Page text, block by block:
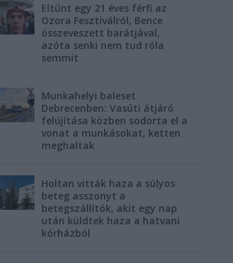
Eltűnt egy 21 éves férfi az
Ozora Fesztiválról, Bence
összeveszett barátjával,
azóta senki nem tud róla
semmit
Munkahelyi baleset
Debrecenben: Vasúti átjáró
felújítása közben sodorta el a
vonat a munkásokat, ketten
meghaltak
Holtan vitták haza a súlyos
beteg asszonyt a
betegszállítók, akit egy nap
után küldtek haza a hatvani
kórházból